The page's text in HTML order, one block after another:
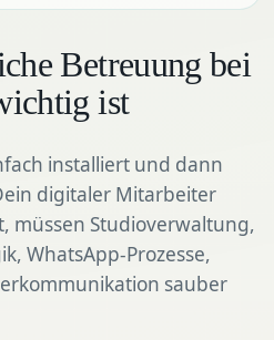
Betreuung bei
ist
installiert und dann
digitaler Mitarbeiter
müssen Studioverwaltung,
WhatsApp-Prozesse,
sauber